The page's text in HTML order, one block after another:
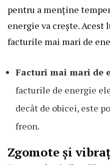
pentru a menține
energie va crește. Acest
facturile mai mari de
Facturi mai mari de
facturile de energie
decât de obicei, este
freon.
Zgomote și